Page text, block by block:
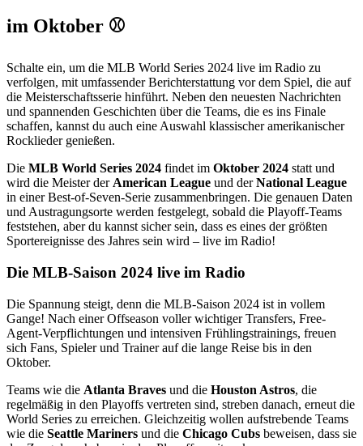
im Oktober ⚾
Schalte ein, um die MLB World Series 2024 live im Radio zu
verfolgen, mit umfassender Berichterstattung vor dem Spiel, die auf
die Meisterschaftsserie hinführt. Neben den neuesten Nachrichten
und spannenden Geschichten über die Teams, die es ins Finale
schaffen, kannst du auch eine Auswahl klassischer amerikanischer
Rocklieder genießen.
Die MLB World Series 2024 findet im Oktober 2024 statt und
wird die Meister der American League und derNational League
in einer Best-of-Seven-Serie zusammenbringen. Die genauen Daten
und Austragungsorte werden festgelegt, sobald die Playoff-Teams
feststehen, aber du kannst sicher sein, dass es eines der größten
Sportereignisse des Jahres sein wird – live im Radio!
Die MLB-Saison 2024 live im Radio
Die Spannung steigt, denn die MLB-Saison 2024 ist in vollem
Gange! Nach einer Offseason voller wichtiger Transfers, Free-
Agent-Verpflichtungen und intensiven Frühlingstrainings, freuen
sich Fans, Spieler und Trainer auf die lange Reise bis in den
Oktober.
Teams wie die Atlanta Braves und die Houston Astros, die
regelmäßig in den Playoffs vertreten sind, streben danach, erneut die
World Series zu erreichen. Gleichzeitig wollen aufstrebende Teams
wie die Seattle Mariners und die Chicago Cubs beweisen, dass sie